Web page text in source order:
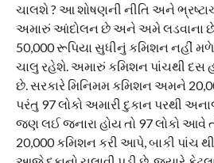
ચાલશે ? આ શોષણની નીતિ અને
અમારું આંદોલન છે અને અમે લડવાના
50,000 રૂપિયા સુધીનું કમિશન નહીં
ચાલુ રહેશે. અમારું કમિશન પાંચથી દસ
છે. સરકારે મિનિમમ કમિશન અમને
પરંતુ 97 લોકો અમારી દુકાન પરથી
જણ લઈ જનારા હોય તો 97 લોકો આવે
20,000 કમિશન કરી આપે, બાકી પાંચ